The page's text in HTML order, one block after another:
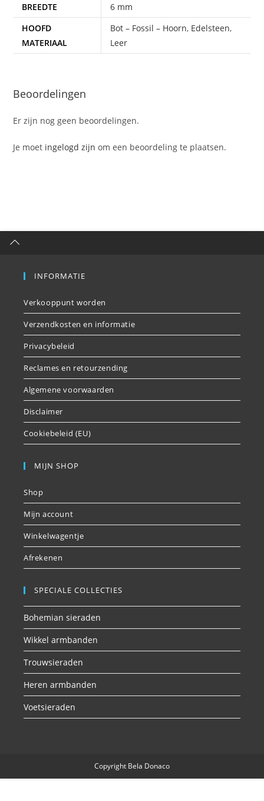
BREEDTE
6 mm
HOOFD
MATERIAAL
Bot – Fossil – Hoorn, Edelsteen,
Leer
Beoordelingen
Er zijn nog geen beoordelingen.
Je moet ingelogd zijn om een beoordeling te plaatsen.
INFORMATIE
Verkooppunt worden
Verzendkosten en informatie
Privacybeleid
Reclames en retourzending
Algemene voorwaarden
Disclaimer
Cookiebeleid (EU)
MIJN SHOP
Shop
Mijn account
Winkelwagentje
Afrekenen
SPECIALE COLLECTIES
Bohemian sieraden
Wikkel armbanden
Trouwsieraden
Heren armbanden
Voetsieraden
Copyright Bela Donaco